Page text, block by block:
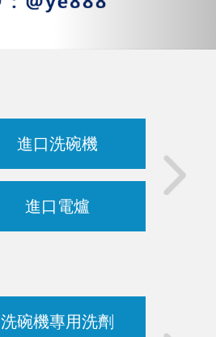
進口洗碗機
進口電爐
洗碗機專用洗劑